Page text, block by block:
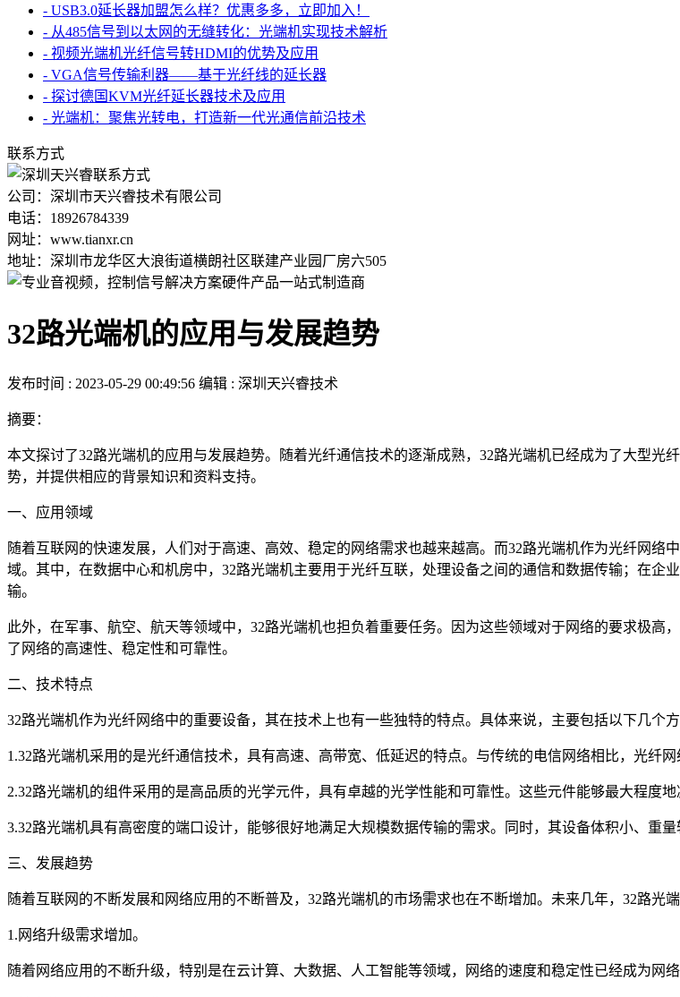
- USB3.0延长器加盟怎么样？优惠多多，立即加入！
- 从485信号到以太网的无缝转化：光端机实现技术解析
- 视频光端机光纤信号转HDMI的优势及应用
- VGA信号传输利器——基于光纤线的延长器
- 探讨德国KVM光纤延长器技术及应用
- 光端机：聚焦光转电，打造新一代光通信前沿技术
联系方式
公司：深圳市天兴睿技术有限公司
电话：18926784339
网址：www.tianxr.cn
地址：深圳市龙华区大浪街道横朗社区联建产业园厂房六505
32路光端机的应用与发展趋势
发布时间 : 2023-05-29 00:49:56 编辑 : 深圳天兴睿技术
摘要：
本文探讨了32路光端机的应用与发展趋势。随着光纤通信技术的逐渐成熟，32路光端机已经成为了大型
势，并提供相应的背景知识和资料支持。
一、应用领域
随着互联网的快速发展，人们对于高速、高效、稳定的网络需求也越来越高。而32路光端机作为光纤网
域。其中，在数据中心和机房中，32路光端机主要用于光纤互联，处理设备之间的通信和数据传输；在
输。
此外，在军事、航空、航天等领域中，32路光端机也担负着重要任务。因为这些领域对于网络的要求极
了网络的高速性、稳定性和可靠性。
二、技术特点
32路光端机作为光纤网络中的重要设备，其在技术上也有一些独特的特点。具体来说，主要包括以下几个方
1.32路光端机采用的是光纤通信技术，具有高速、高带宽、低延迟的特点。与传统的电信网络相比，光纤
2.32路光端机的组件采用的是高品质的光学元件，具有卓越的光学性能和可靠性。这些元件能够最大程度
3.32路光端机具有高密度的端口设计，能够很好地满足大规模数据传输的需求。同时，其设备体积小、重量
三、发展趋势
随着互联网的不断发展和网络应用的不断普及，32路光端机的市场需求也在不断增加。未来几年，32路光
1.网络升级需求增加。
随着网络应用的不断升级，特别是在云计算、大数据、人工智能等领域，网络的速度和稳定性已经成为网